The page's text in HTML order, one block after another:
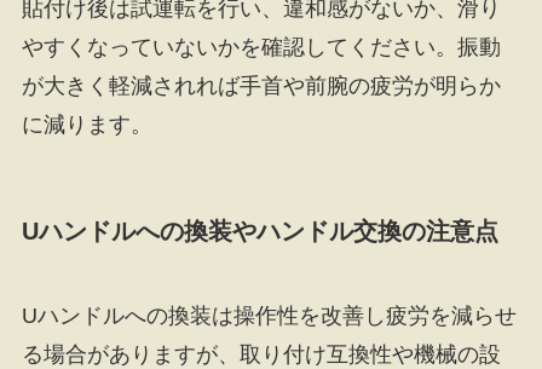
貼付け後は試運転を行い、違和感がないか、滑り
やすくなっていないかを確認してください。振動
が大きく軽減されれば手首や前腕の疲労が明らか
に減ります。
Uハンドルへの換装やハンドル交換の注意点
Uハンドルへの換装は操作性を改善し疲労を減らせ
る場合がありますが、取り付け互換性や機械の設